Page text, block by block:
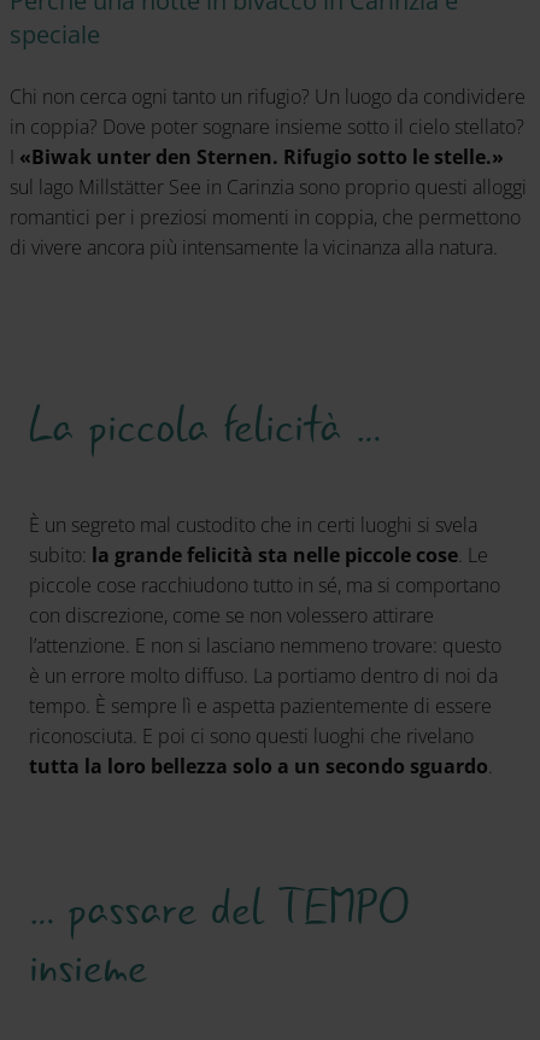
speciale
Chi non cerca ogni tanto un rifugio? Un luogo da condividere
in coppia? Dove poter sognare insieme sotto il cielo stellato?
I «Biwak unter den Sternen. Rifugio sotto le stelle.»
sul lago Millstätter See in Carinzia sono proprio questi alloggi
romantici per i preziosi momenti in coppia, che permettono
di vivere ancora più intensamente la vicinanza alla natura.
La piccola felicità …
È un segreto mal custodito che in certi luoghi si svela
subito: la grande felicità sta nelle piccole cose. Le
piccole cose racchiudono tutto in sé, ma si comportano
con discrezione, come se non volessero attirare
l’attenzione. E non si lasciano nemmeno trovare: questo
è un errore molto diffuso. La portiamo dentro di noi da
tempo. È sempre lì e aspetta pazientemente di essere
riconosciuta. E poi ci sono questi luoghi che rivelano
tutta la loro bellezza solo a un secondo sguardo.
… passare del TEMPO
insieme